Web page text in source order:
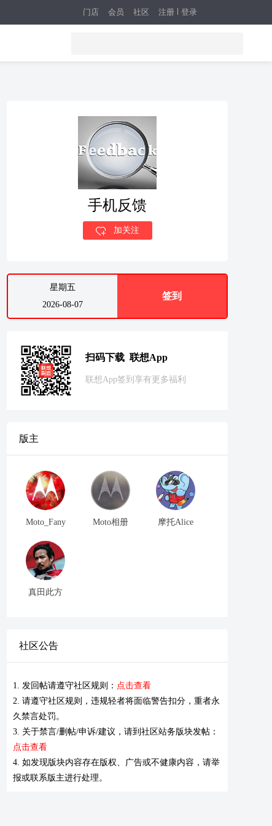
注册 登录
门店 会员 社区
手机反馈
加关注
星期五
2026-08-07
签到
扫码下载 联想App
联想App签到享有更多福利
版主
Moto_Fany Moto相册 摩托Alice
真田此方
社区公告
1. 发回帖请遵守社区规则： 点击查看
2. 请遵守社区规则，违规轻者将面临警告扣分，重者永
久禁言处罚。
3. 关于禁言/删帖/申诉/建议，请到社区站务版块发帖：
点击查看
4. 如发现版块内容存在版权、广告或不健康内容，请举
报或联系版主进行处理。